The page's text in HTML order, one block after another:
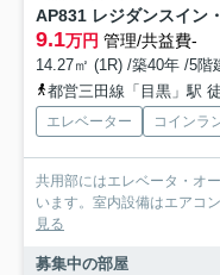
AP831 レジダンスイン
9.1万円 管理/共益費-
14.27㎡ (1R) /築40年 /5階
都営三田線「目黒」駅
エレベーター コインラ
共用部にはエレベータ・オ
います。室内設備はエアコ
見る
募集中の部屋